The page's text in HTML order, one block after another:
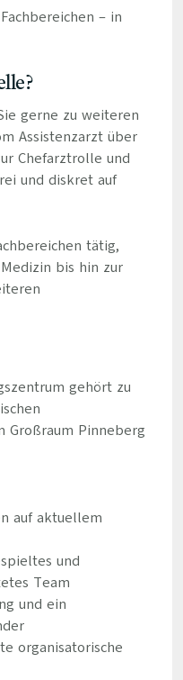
– in
gerne zu weiteren
Assistenzarzt über
Chefarztrolle und
und diskret auf
tätig,
bis hin zur
gehört zu
Großraum Pinneberg
auf aktuellem
und
Team
und ein
organisatorische